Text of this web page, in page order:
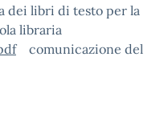
dei libri di testo per la
libraria
comunicazione del